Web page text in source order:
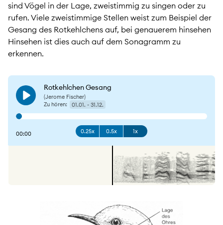
sind Vögel in der Lage, zweistimmig zu singen oder zu
rufen. Viele zweistimmige Stellen weist zum Beispiel der
Gesang des Rotkehlchens auf, bei genauerem hinsehen
Hinsehen ist dies auch auf dem Sonagramm zu
erkennen.
Play
Rotkehlchen Gesang
(Jerome Fischer)
Zu hören:
01.01. - 31.12.
00:00 0.25x 0.5x 1x